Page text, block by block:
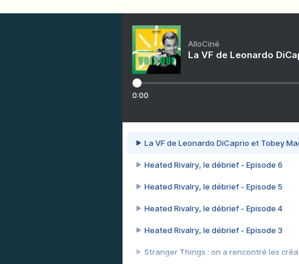
AlloCiné
La VF de Leonardo
0:00
La VF de Leonardo DiCaprio et Tobey
Heated Rivalry, le débrief - Episode 6
Heated Rivalry, le débrief - Episode 5
Heated Rivalry, le débrief - Episode 4
Heated Rivalry, le débrief - Episode 3
Stranger Things : on a rencontré les